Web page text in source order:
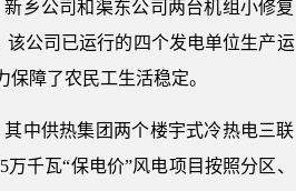
乡公司和渠东公司两台机组小修复
公司已运行的四个发电单位生产运
障了农民工生活稳定。
中供热集团两个楼宇式冷热电三联
千瓦“保电价”风电项目按照分区、